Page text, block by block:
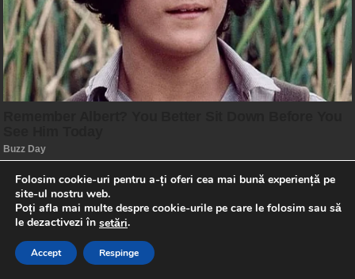
Folosim cookie-uri pentru a-ți oferi cea mai bună experiență pe
site-ul nostru web.
Poți afla mai multe despre cookie-urile pe care le folosim sau să
le dezactivezi în setări.
Accept Respinge